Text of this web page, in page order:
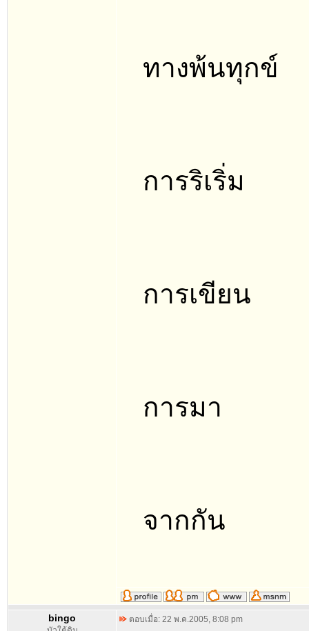
ทางพ้นทุกข์
การริเริ่ม
การเขียน
การมา
จากกัน
bingo ตอบเมื่อ: 22 พ.ค.2005, 8:08 pm